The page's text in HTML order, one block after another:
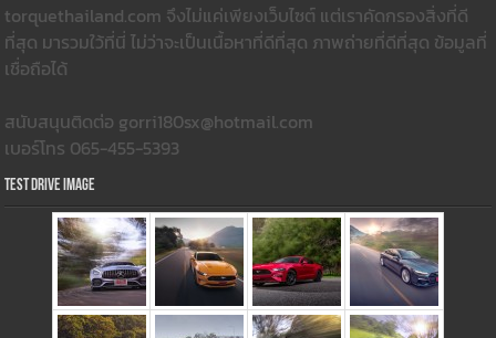
torquethailand.com จึงไม่แค่เพียงเว็บไซต์ แต่เราคัดกรองสิ่งที่ดี
ที่สุด มารวมใว้ที่นี่ ไม่ว่าจะเป็นเนื้อหาที่ดีที่สุด ภาพถ่ายที่ดีที่สุด ข้อมูลที่
เชื่อถือได้
สนับสนุนติดต่อ gorri180sx@hotmail.com
เบอร์โทร 065-455-5393
Test Drive Image